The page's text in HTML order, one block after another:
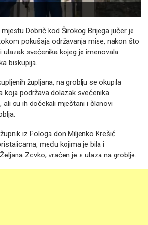
Dobrič kod Širokog Brijega jučer je
pokušaja održavanja mise, nakon što
ulazak svećenika kojeg je imenovala
biskupija.
župljana, na groblju se okupila
koja podržava dolazak svećenika
ali su ih dočekali mještani i članovi
iz Pologa don Miljenko Krešić
među kojima je bila i
Zovko, vraćen je s ulaza na groblje.